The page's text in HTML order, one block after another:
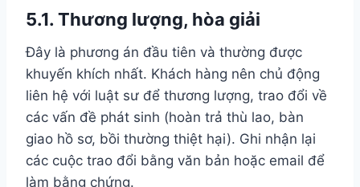
5.1. Thương lượng, hòa giải
Đây là phương án đầu tiên và thường được
khuyến khích nhất. Khách hàng nên chủ động
liên hệ với luật sư để thương lượng, trao đổi về
các vấn đề phát sinh (hoàn trả thù lao, bàn
giao hồ sơ, bồi thường thiệt hại). Ghi nhận lại
các cuộc trao đổi bằng văn bản hoặc email để
làm bằng chứng.